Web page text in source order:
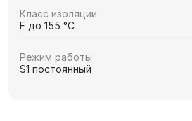
Класс изоляции
F до 155 °C
Режим работы
S1 постоянный